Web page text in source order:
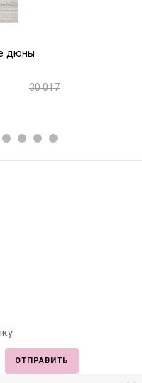
дюны
30 017
ОТПРАВИТЬ